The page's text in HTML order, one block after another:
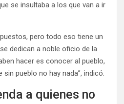
se insultaba a los que van a ir
pero todo eso tiene un
dedican a noble oficio de la
hacer es conocer al pueblo,
pueblo no hay nada”, indicó.
a quienes no